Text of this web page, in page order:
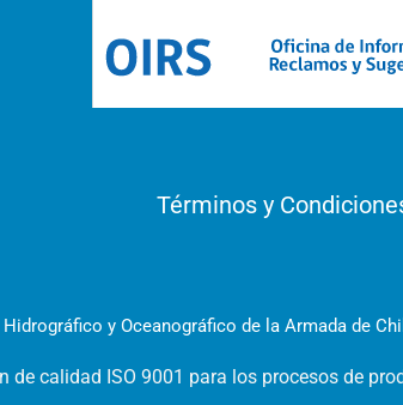
Términos y
y Oceanográfico de la Armada de
de calidad ISO 9001 para los procesos de